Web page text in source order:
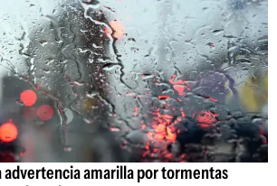
amarilla por tormentas